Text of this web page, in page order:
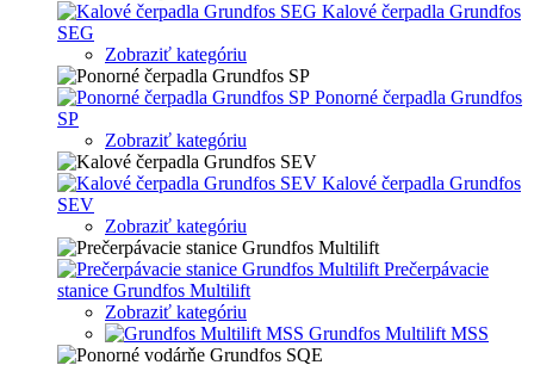
Kalové čerpadla Grundfos
SEG
Zobraziť kategóriu
Ponorné čerpadla Grundfos
SP
Zobraziť kategóriu
Kalové čerpadla Grundfos
SEV
Zobraziť kategóriu
Prečerpávacie
stanice Grundfos Multilift
Zobraziť kategóriu
Grundfos Multilift MSS